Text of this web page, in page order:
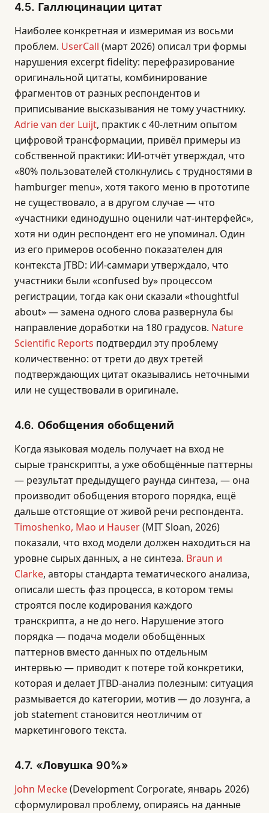
4.5. Галлюцинации цитат
Наиболее конкретная и измеримая из восьми
проблем. UserCall (март 2026) описал три формы
нарушения excerpt fidelity: перефразирование
оригинальной цитаты, комбинирование
фрагментов от разных респондентов и
приписывание высказывания не тому участнику.
Adrie van der Luijt, практик с 40-летним опытом
цифровой трансформации, привёл примеры из
собственной практики: ИИ-отчёт утверждал, что
«80% пользователей столкнулись с трудностями в
hamburger menu», хотя такого меню в прототипе
не существовало, а в другом случае — что
«участники единодушно оценили чат-интерфейс»,
хотя ни один респондент его не упоминал. Один
из его примеров особенно показателен для
контекста JTBD: ИИ-саммари утверждало, что
участники были «confused by» процессом
регистрации, тогда как они сказали «thoughtful
about» — замена одного слова развернула бы
направление доработки на 180 градусов. Nature
Scientific Reports подтвердил эту проблему
количественно: от трети до двух третей
подтверждающих цитат оказывались неточными
или не существовали в оригинале.
4.6. Обобщения обобщений
Когда языковая модель получает на вход не
сырые транскрипты, а уже обобщённые паттерны
— результат предыдущего раунда синтеза, — она
производит обобщения второго порядка, ещё
дальше отстоящие от живой речи респондента.
Timoshenko, Mao и Hauser(MIT Sloan, 2026)
показали, что вход модели должен находиться на
уровне сырых данных, а не синтеза. Braun и
Clarke, авторы стандарта тематического анализа,
описали шесть фаз процесса, в котором темы
строятся после кодирования каждого
транскрипта, а не до него. Нарушение этого
порядка — подача модели обобщённых
паттернов вместо данных по отдельным
интервью — приводит к потере той конкретики,
которая и делает JTBD-анализ полезным: ситуация
размывается до категории, мотив — до лозунга, а
job statement становится неотличим от
маркетингового текста.
4.7. «Ловушка 90%»
John Mecke(Development Corporate, январь 2026)
сформулировал проблему, опираясь на данные